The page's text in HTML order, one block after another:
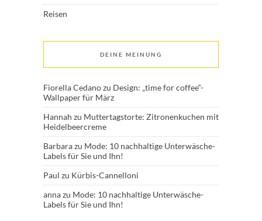
Reisen
DEINE MEINUNG
Fiorella Cedanozu Design: „time for coffee“-
Wallpaper für März
Hannah zu Muttertagstorte: Zitronenkuchen mit
Heidelbeercreme
Barbarazu Mode: 10 nachhaltige Unterwäsche-
Labels für Sie und Ihn!
Paul zu Kürbis-Cannelloni
annazu Mode: 10 nachhaltige Unterwäsche-
Labels für Sie und Ihn!